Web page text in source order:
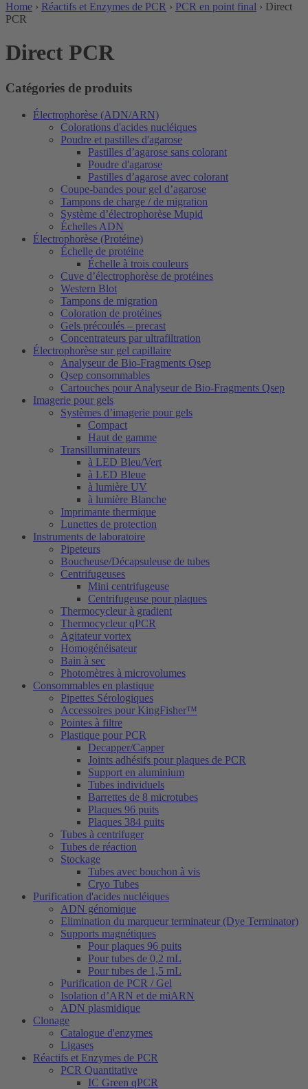
Home › Réactifs et Enzymes de PCR › PCR en point final › Direct
PCR
Direct PCR
Catégories de produits
Électrophorèse (ADN/ARN)
Colorations d'acides nucléiques
Poudre et pastilles d'agarose
Pastilles d’agarose sans colorant
Poudre d'agarose
Pastilles d’agarose avec colorant
Coupe-bandes pour gel d’agarose
Tampons de charge / de migration
Système d’électrophorèse Mupid
Échelles ADN
Électrophorèse (Protéine)
Échelle de protéine
Échelle à trois couleurs
Cuve d’électrophorèse de protéines
Western Blot
Tampons de migration
Coloration de protéines
Gels précoulés – precast
Concentrateurs par ultrafiltration
Électrophorèse sur gel capillaire
Analyseur de Bio-Fragments Qsep
Qsep consommables
Cartouches pour Analyseur de Bio-Fragments Qsep
Imagerie pour gels
Systèmes d’imagerie pour gels
Compact
Haut de gamme
Transilluminateurs
à LED Bleu/Vert
à LED Bleue
à lumière UV
à lumière Blanche
Imprimante thermique
Lunettes de protection
Instruments de laboratoire
Pipeteurs
Boucheuse/Décapsuleuse de tubes
Centrifugeuses
Mini centrifugeuse
Centrifugeuse pour plaques
Thermocycleur à gradient
Thermocycleur qPCR
Agitateur vortex
Homogénéisateur
Bain à sec
Photomètres à microvolumes
Consommables en plastique
Pipettes Sérologiques
Accessoires pour KingFisher™
Pointes à filtre
Plastique pour PCR
Decapper/Capper
Joints adhésifs pour plaques de PCR
Support en aluminium
Tubes individuels
Barrettes de 8 microtubes
Plaques 96 puits
Plaques 384 puits
Tubes à centrifuger
Tubes de réaction
Stockage
Tubes avec bouchon à vis
Cryo Tubes
Purification d'acides nucléiques
ADN génomique
Elimination du marqueur terminateur (Dye Terminator)
Supports magnétiques
Pour plaques 96 puits
Pour tubes de 0,2 mL
Pour tubes de 1,5 mL
Purification de PCR / Gel
Isolation d’ARN et de miARN
ADN plasmidique
Clonage
Catalogue d'enzymes
Ligases
Réactifs et Enzymes de PCR
PCR Quantitative
IC Green qPCR